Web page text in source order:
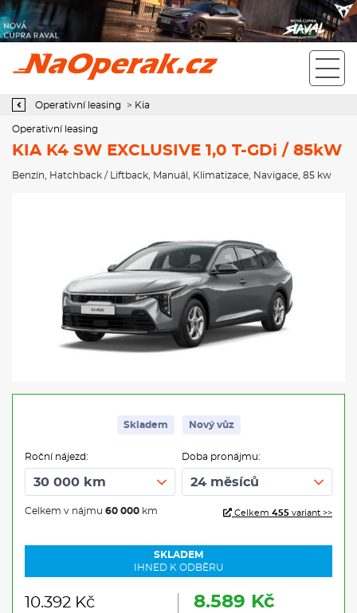
Operativní leasing KIA K4 SW EXCLUSIVE 1,0 T-GDi / 85kW
Operativní leasing > Kia
Operativní leasing
KIA K4 SW EXCLUSIVE 1,0 T-GDi / 85kW
Benzín Hatchback / Liftback Manuál Klimatizace Navigace , 85 kw
Skladem Nový vůz
Roční nájezd:
Celkem v nájmu 60 000 km
Doba pronájmu:
Celkem 455 variant >>
SKLADEM
IHNED K ODBĚRU
10.392 Kč 8.589 Kč